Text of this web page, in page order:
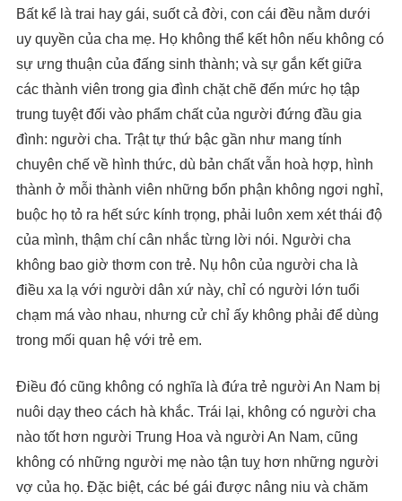
Bất kể là trai hay gái, suốt cả đời, con cái đều nằm dưới
uy quyền của cha mẹ. Họ không thể kết hôn nếu không có
sự ưng thuận của đấng sinh thành; và sự gắn kết giữa
các thành viên trong gia đình chặt chẽ đến mức họ tập
trung tuyệt đối vào phẩm chất của người đứng đầu gia
đình: người cha. Trật tự thứ bậc gần như mang tính
chuyên chế về hình thức, dù bản chất vẫn hoà hợp, hình
thành ở mỗi thành viên những bổn phận không ngơi nghỉ,
buộc họ tỏ ra hết sức kính trọng, phải luôn xem xét thái độ
của mình, thậm chí cân nhắc từng lời nói. Người cha
không bao giờ thơm con trẻ. Nụ hôn của người cha là
điều xa lạ với người dân xứ này, chỉ có người lớn tuổi
chạm má vào nhau, nhưng cử chỉ ấy không phải để dùng
trong mối quan hệ với trẻ em.
Điều đó cũng không có nghĩa là đứa trẻ người An Nam bị
nuôi dạy theo cách hà khắc. Trái lại, không có người cha
nào tốt hơn người Trung Hoa và người An Nam, cũng
không có những người mẹ nào tận tuỵ hơn những người
vợ của họ. Đặc biệt, các bé gái được nâng niu và chăm